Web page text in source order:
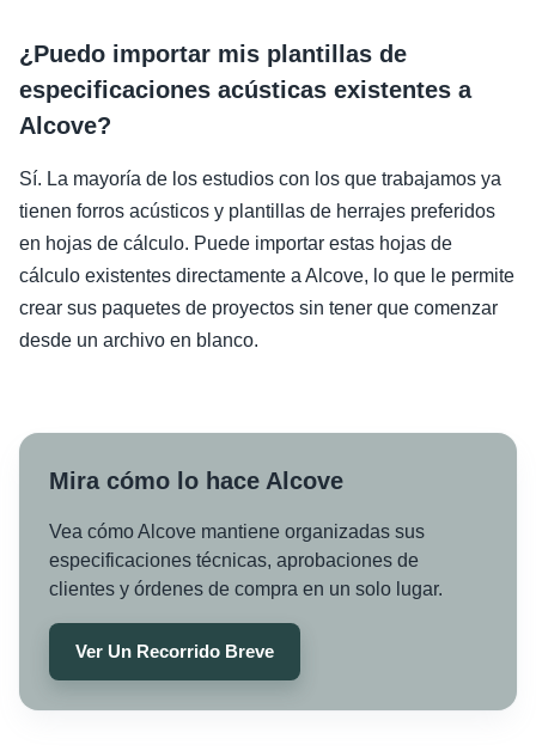
¿Puedo importar mis plantillas de
especificaciones acústicas existentes a
Alcove?
Sí. La mayoría de los estudios con los que trabajamos ya
tienen forros acústicos y plantillas de herrajes preferidos
en hojas de cálculo. Puede importar estas hojas de
cálculo existentes directamente a Alcove, lo que le permite
crear sus paquetes de proyectos sin tener que comenzar
desde un archivo en blanco.
Mira cómo lo hace Alcove
Vea cómo Alcove mantiene organizadas sus
especificaciones técnicas, aprobaciones de
clientes y órdenes de compra en un solo lugar.
Ver Un Recorrido Breve